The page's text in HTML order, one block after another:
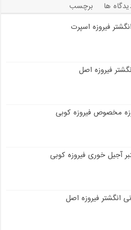
ها
برچسب
فیروزه اسپرت
فیروزه اصل
مخصوص فیروزه کوبی
آجیل خوری فیروزه کوبی
انگشتر فیروزه اصل